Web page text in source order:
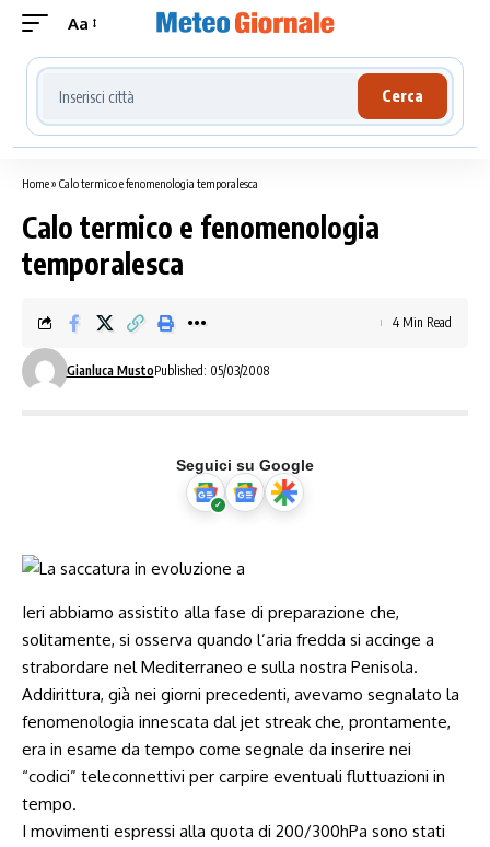
Aa
Cerca località meteo
Cerca
Home» Calo termico e fenomenologia temporalesca
Calo termico e fenomenologia
temporalesca
Gianluca MustoPublished: 05/03/2008
4 Min Read
Seguici su Google
Ieri abbiamo assistito alla fase di preparazione che,
solitamente, si osserva quando l’aria fredda si accinge a
strabordare nel Mediterraneo e sulla nostra Penisola.
Addirittura, già nei giorni precedenti, avevamo segnalato la
fenomenologia innescata dal jet streak che, prontamente,
era in esame da tempo come segnale da inserire nei
“codici” teleconnettivi per carpire eventuali fluttuazioni in
tempo.
I movimenti espressi alla quota di 200/300hPa sono stati